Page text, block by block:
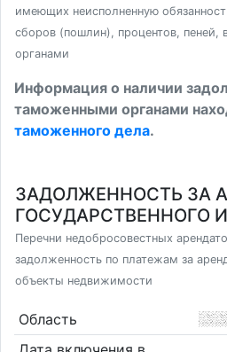
имеющих неисполненную
сборов (пошлин), процентов,
органами
Информация о наличии
таможенными органами
таможенного дела.
ЗАДОЛЖЕННОСТЬ ЗА
ГОСУДАРСТВЕННОГО
Перечни недобросовестных
задолженность по платежам за
объекты недвижимости
Область